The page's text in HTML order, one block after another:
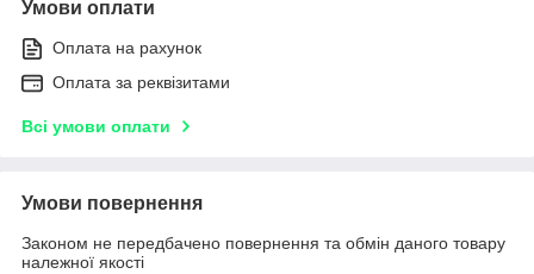
Умови оплати
Оплата на рахунок
Оплата за реквізитами
Всі умови оплати
Умови повернення
Законом не передбачено повернення та обмін даного товару
належної якості